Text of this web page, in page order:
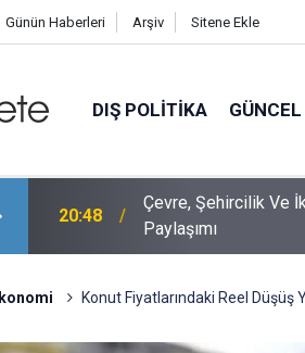
Günün Haberleri Arşiv Sitene Ekle
DIŞ POLITIKA GÜNCEL
20:48
Çevre, Şehircilik Ve
Paylaşımı
Konut Fiyatlarındaki Reel Düşüş